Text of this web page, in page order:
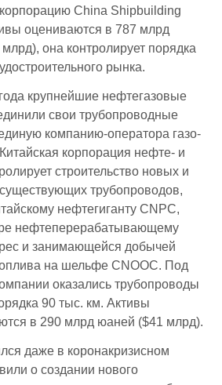
China Shipbuilding
оцениваются в 787 млрд
она контролирует порядка
рынка.
крупнейшие нефтегазовые
свои трубопроводные
компанию-оператора газо-
корпорация нефте- и
строительство новых и
трубопроводов,
нефтегиганту CNPC,
нефтеперерабатывающему
и занимающейся добычей
на шельфе CNOOC. Под
оказались трубопроводы
90 тыс. км. Активы
в 290 млрд юаней ($41 млрд).
даже в коронакризисном
о создании нового